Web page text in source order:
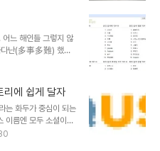
는 말을 들을 정도로
심한 말이라구요? 이
부터 직접 들은 얘깁
건지는 모르지만... 그
교수들이 해야 하는
느 해인들 그렇지 않
다난(多事多難) 했던
론하기 어려울 만큼
생각이었으면 좋겠습
는 세월이 마냥 반갑
이 느껴지는 역설은
시간을 바라보는 건 시
에서 IT기술을 기반
에 쉽게 달자
는 화두가 중심이 되는
이름엔 모두 소셜이란
이름들에 있어서는